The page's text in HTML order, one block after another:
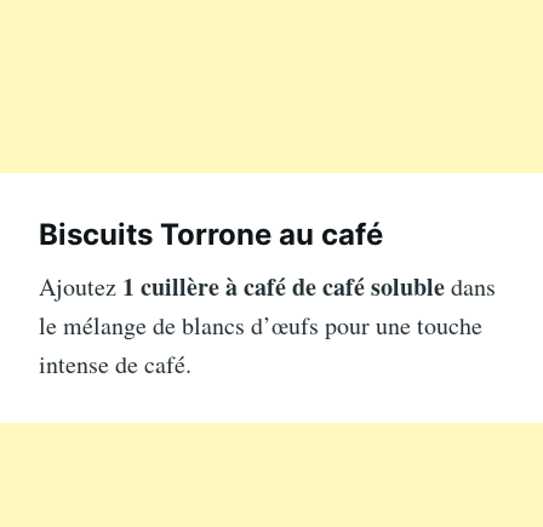
Biscuits Torrone au café
Ajoutez 1 cuillère à café de café solubledans
le mélange de blancs d’œufs pour une touche
intense de café.